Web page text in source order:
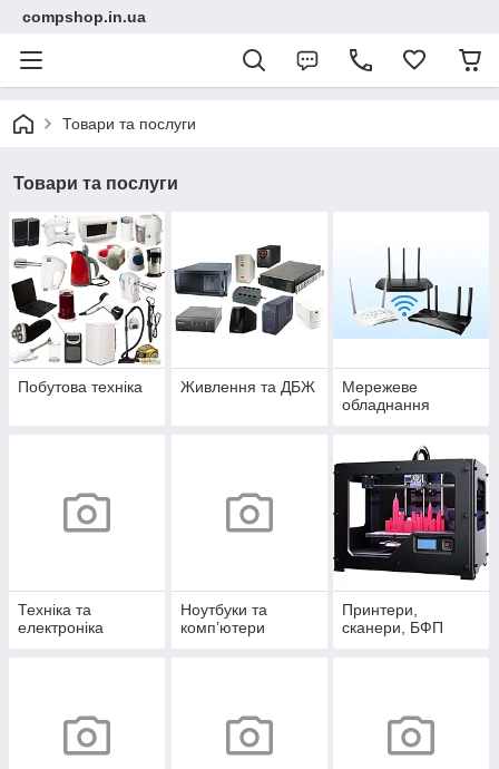
compshop.in.ua
Товари та послуги
Товари та послуги
Побутова техніка Живлення та ДБЖ
Мережеве
обладнання
Техніка та
електроніка
Ноутбуки та
комп’ютери
Принтери,
сканери, БФП